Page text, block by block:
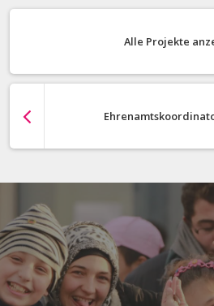
Alle Projekte